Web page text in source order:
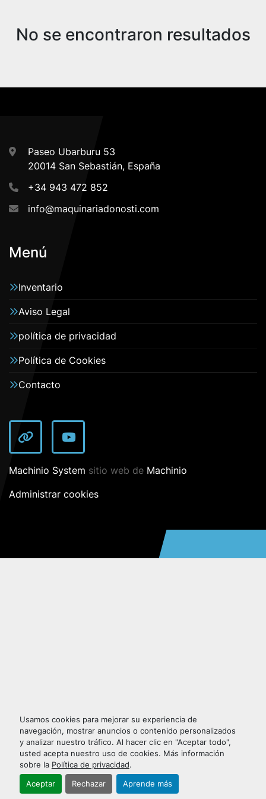
Usamos cookies para mejorar su experiencia de
navegación, mostrar anuncios o contenido personalizados
y analizar nuestro tráfico. Al hacer clic en "Aceptar todo",
usted acepta nuestro uso de cookies. Más información
sobre la Política de privacidad.
Aceptar Rechazar Aprende más
No se encontraron resultados
Paseo Ubarburu 53
20014 San Sebastián, España
+34 943 472 852
info@maquinariadonosti.com
Menú
Inventario
Aviso Legal
política de privacidad
Política de Cookies
Contacto
other youtube
Machinio System sitio web de Machinio
Administrar cookies